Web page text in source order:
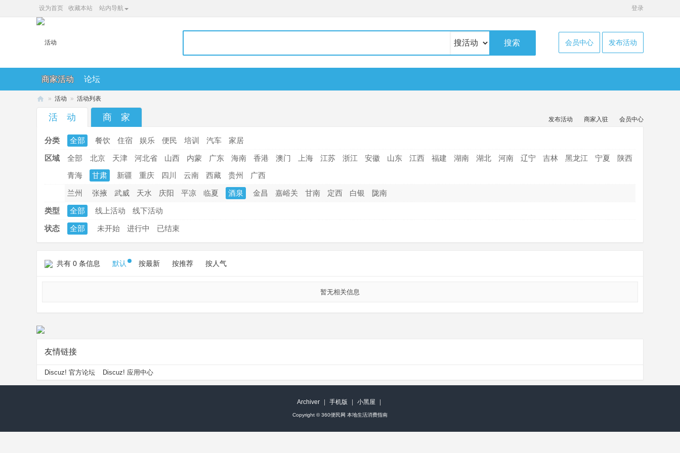
设为首页 收藏本站 站内导航 登录
搜索 会员中心 发布活动
商家活动 论坛
» 活动 » 活动列表
活 动 商 家 发布活动 商家入驻 会员中心
分类 全部 餐饮 住宿 娱乐 便民 培训 汽车 家居
区域 全部 北京 天津 河北省 山西 内蒙 广东 海南 香港 澳门 上海 江苏 浙江 安徽 山东 江西 福建 湖南 湖北 河南 辽宁 吉林 黑龙江 宁夏
陕西
青海
甘肃 新疆 重庆 四川 云南 西藏 贵州 广西
兰州 张掖 武威 天水 庆阳 平凉 临夏 酒泉 金昌 嘉峪关 甘南 定西 白银 陇南
类型 全部 线上活动 线下活动
状态 全部 未开始 进行中 已结束
共有 0 条信息 默认 按最新 按推荐 按人气
暂无相关信息
友情链接
Discuz! 官方论坛 Discuz! 应用中心
Archiver 手机版 小黑屋
Copyright ©360便民网 本地生活消费指南